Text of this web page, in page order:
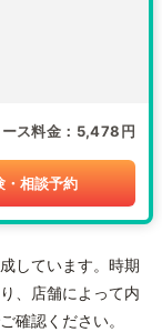
ス料金 5,478円
・相談予約
しています。時期
、店舗によって内
確認ください。